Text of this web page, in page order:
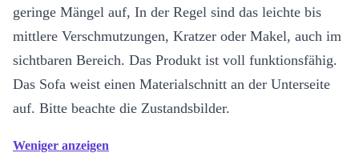
geringe Mängel auf, In der Regel sind das leichte bis
mittlere Verschmutzungen, Kratzer oder Makel, auch im
sichtbaren Bereich. Das Produkt ist voll funktionsfähig.
Das Sofa weist einen Materialschnitt an der Unterseite
auf. Bitte beachte die Zustandsbilder.
Weniger anzeigen